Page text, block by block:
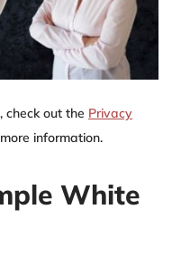
check out the Privacy
information.
White